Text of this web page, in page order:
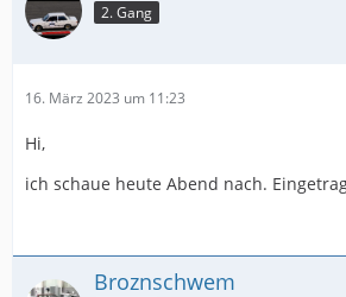
2. Gang
16. März 2023 um 11:23
Hi,
ich schaue heute Abend nach.
Broznschwem